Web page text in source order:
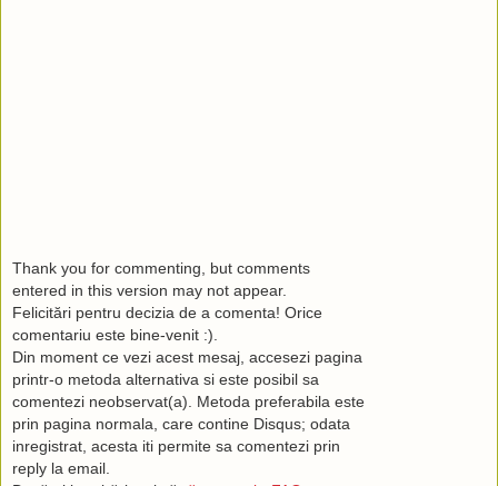
Thank you for commenting, but comments
entered in this version may not appear.
Felicitări pentru decizia de a comenta! Orice
comentariu este bine-venit :).
Din moment ce vezi acest mesaj, accesezi pagina
printr-o metoda alternativa si este posibil sa
comentezi neobservat(a). Metoda preferabila este
prin pagina normala, care contine Disqus; odata
inregistrat, acesta iti permite sa comentezi prin
reply la email.